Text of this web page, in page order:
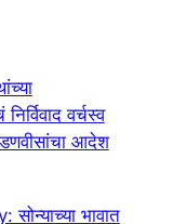
वर्चस्व
आदेश
भावात